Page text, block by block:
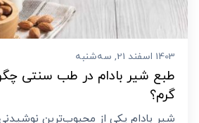
1403 اسفند 21, سه‌شنبه
طبع شیر بادام در طب سنتی
گرم؟
شیر بادام یکی از محبوب‌ترین